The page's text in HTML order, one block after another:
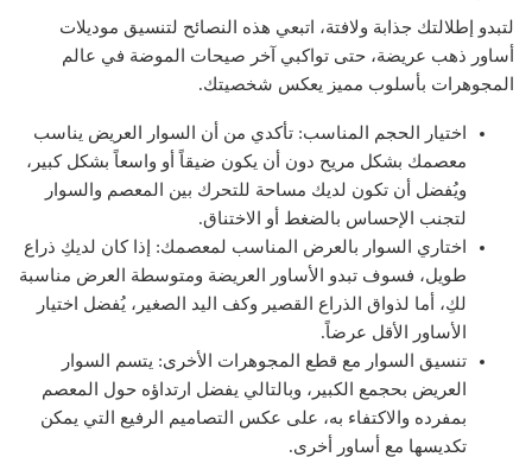
لتبدو إطلالتك جذابة ولافتة، اتبعي هذه النصائح لتنسيق موديلات
أساور ذهب عريضة، حتى تواكبي آخر صيحات الموضة في عالم
المجوهرات بأسلوب مميز يعكس شخصيتك.
اختيار الحجم المناسب: تأكدي من أن السوار العريض يناسب
معصمك بشكل مريح دون أن يكون ضيقاً أو واسعاً بشكل كبير،
ويُفضل أن تكون لديك مساحة للتحرك بين المعصم والسوار
لتجنب الإحساس بالضغط أو الاختناق.
اختاري السوار بالعرض المناسب لمعصمك: إذا كان لديكِ ذراع
طويل، فسوف تبدو الأساور العريضة ومتوسطة العرض مناسبة
لكِ، أما لذواق الذراع القصير وكف اليد الصغير، يُفضل اختيار
الأساور الأقل عرضاً.
تنسيق السوار مع قطع المجوهرات الأخرى: يتسم السوار
العريض بحجمع الكبير، وبالتالي يفضل ارتداؤه حول المعصم
بمفرده والاكتفاء به، على عكس التصاميم الرفيع التي يمكن
تكديسها مع أساور أخرى.